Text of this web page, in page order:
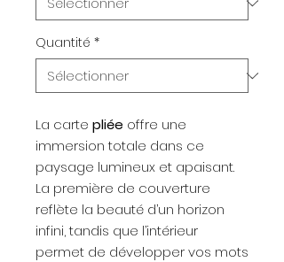
Quantité *
La carte pliée offre une
immersion totale dans ce
paysage lumineux et apaisant.
La première de couverture
reflète la beauté d’un horizon
infini, tandis que l’intérieur
permet de développer vos mots